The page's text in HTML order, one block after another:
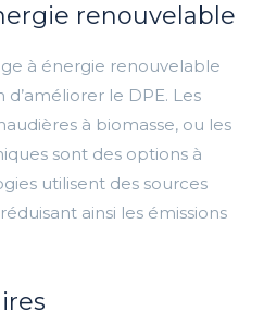
renouvelable
à énergie renouvelable
le DPE. Les
à biomasse, ou les
sont des options à
utilisent des sources
ainsi les émissions